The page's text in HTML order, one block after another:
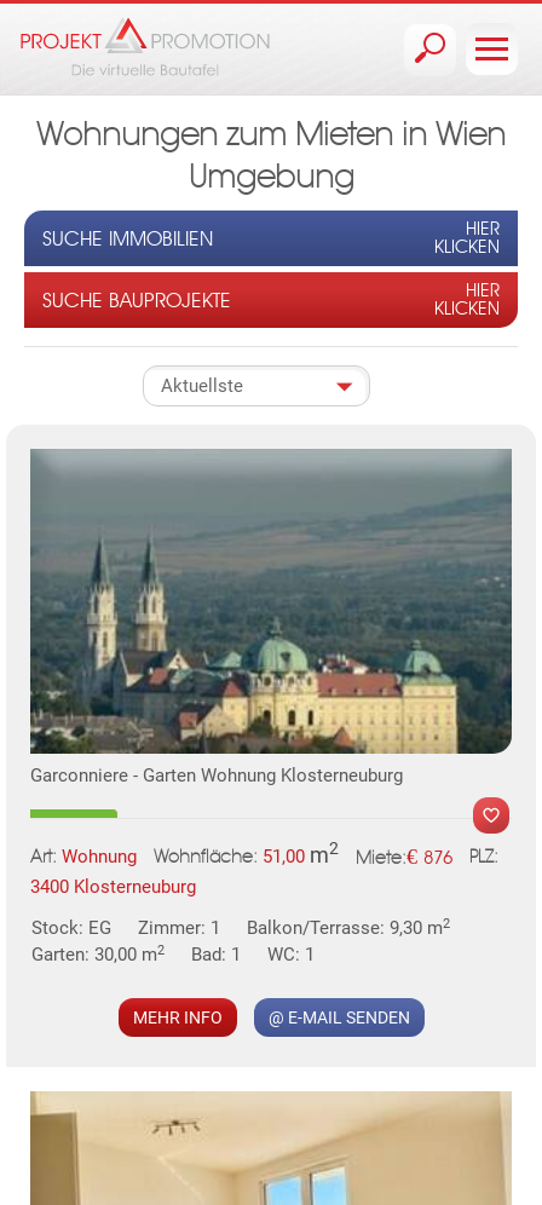
Wohnungen zum Mieten in Wien
Umgebung
SUCHE IMMOBILIEN
HIER
KLICKEN
SUCHE BAUPROJEKTE
HIER
KLICKEN
Garconniere - Garten Wohnung Klosterneuburg
Art: Wohnung Wohnfläche: 51,00 m2 Miete:€ 876 PLZ:
3400 Klosterneuburg
Stock: EG
Zimmer: 1 Balkon/Terrasse: 9,30 m2
Garten: 30,00 m2 Bad: 1 WC: 1
MEHR INFO @ E-MAIL SENDEN